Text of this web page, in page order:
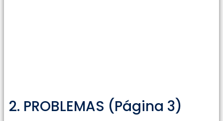
2. PROBLEMAS (Página 3)